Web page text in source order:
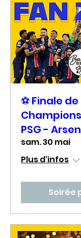
⚽ Finale
PSG -
sam. 30 mai
Plus d'infos
Soirée